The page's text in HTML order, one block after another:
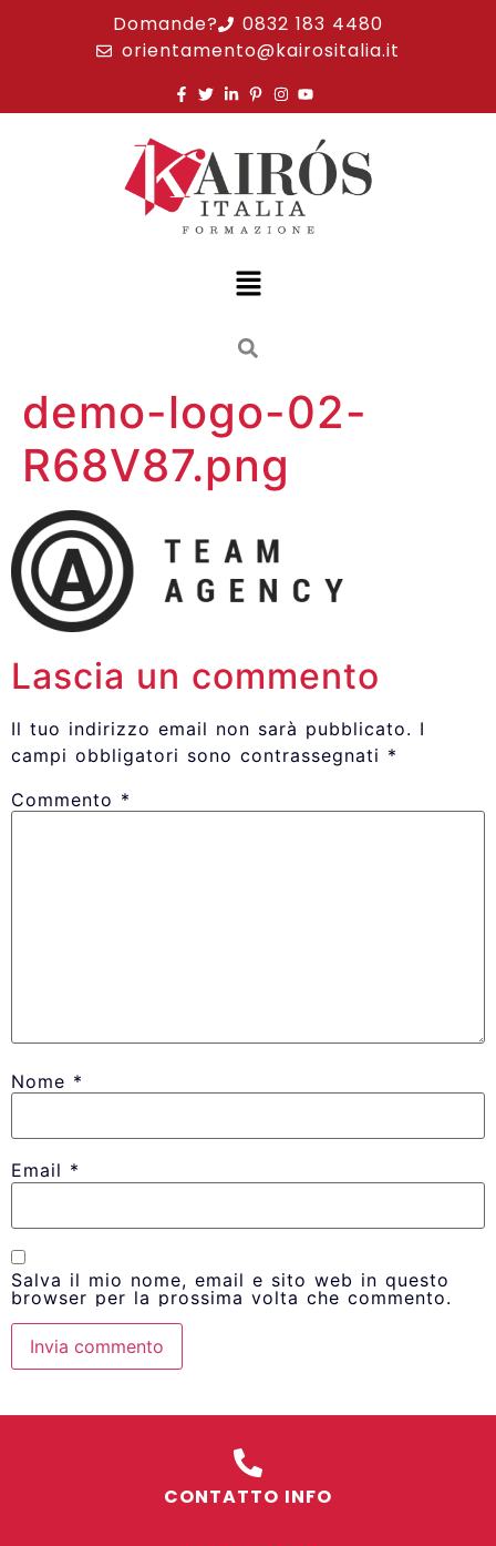
Domande?
0832 183 4480
orientamento@kairositalia.it
demo-logo-02-
R68V87.png
Lascia un commento
Il tuo indirizzo email non sarà pubblicato. I
campi obbligatori sono contrassegnati *
Commento *
Nome *
Email *
Salva il mio nome, email e sito web in questo
browser per la prossima volta che commento.
CONTATTO INFO